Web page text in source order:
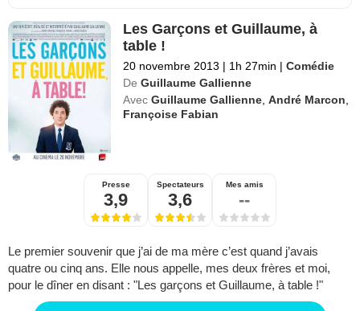
Les Garçons et Guillaume, à
table !
20 novembre 2013 | 1h 27min | Comédie
De Guillaume Gallienne
Avec Guillaume Gallienne ,André Marcon
Françoise Fabian
Presse
3,9
Spectateurs
3,6
Mes amis
--
Le premier souvenir que j’ai de ma mère c’est quand j’avais
quatre ou cinq ans. Elle nous appelle, mes deux frères et moi,
pour le dîner en disant : "Les garçons et Guillaume, à table !"